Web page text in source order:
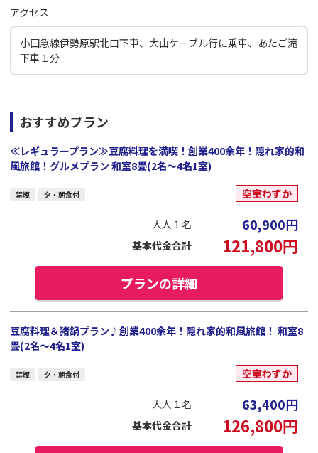
アクセス
小田急線伊勢原駅北口下車、大山ケーブル行に乗車、あたご滝
下車１分
おすすめプラン
≪レギュラープラン≫豆腐料理を満喫！創業400余年！隠れ家的和
風旅館！グルメプラン 和室8畳(2名～4名1室)
禁煙 夕・朝食付 空室わずか
大人１名 60,900円
基本代金合計 121,800円
プランの詳細
豆腐料理＆猪鍋プラン♪創業400余年！隠れ家的和風旅館！ 和室8
畳(2名～4名1室)
禁煙 夕・朝食付 空室わずか
大人１名 63,400円
基本代金合計 126,800円